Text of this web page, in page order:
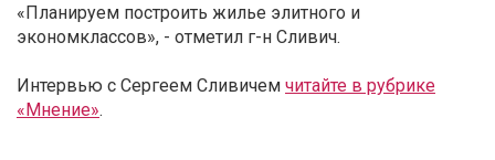
«Планируем построить жилье элитного и
экономклассов», - отметил г-н Сливич.
Интервью с Сергеем Сливичем читайте в рубрике
«Мнение».